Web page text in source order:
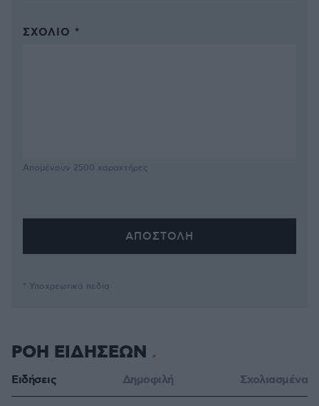
ΣΧΌΛΙΟ *
Απομένουν 2500 χαρακτήρες
* Υποχρεωτικά πεδία
ΡΟΗ ΕΙΔΗΣΕΩΝ
Ειδήσεις Δημοφιλή Σχολιασμένα